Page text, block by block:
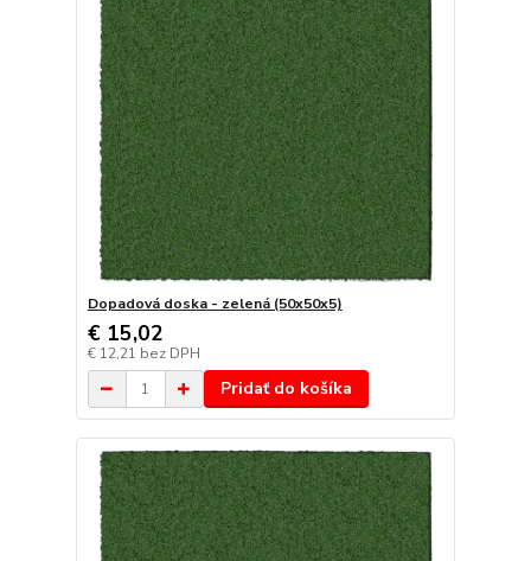
Dopadová doska - zelená (50x50x5)
€ 15,02
€ 12,21 bez DPH
Pridať do košíka